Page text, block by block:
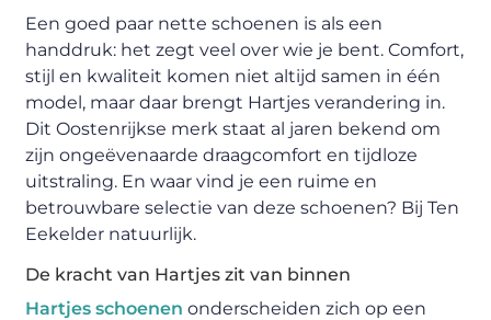
Een goed paar nette schoenen is als een
handdruk: het zegt veel over wie je bent. Comfort,
stijl en kwaliteit komen niet altijd samen in één
model, maar daar brengt Hartjes verandering in.
Dit Oostenrijkse merk staat al jaren bekend om
zijn ongeëvenaarde draagcomfort en tijdloze
uitstraling. En waar vind je een ruime en
betrouwbare selectie van deze schoenen? Bij Ten
Eekelder natuurlijk.
De kracht van Hartjes zit van binnen
Hartjes schoenen onderscheiden zich op een